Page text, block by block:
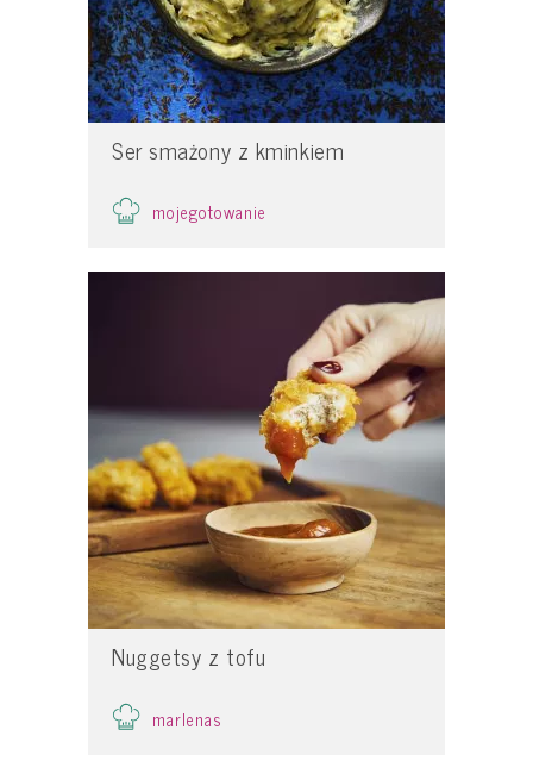
Ser smażony z kminkiem
mojegotowanie
Nuggetsy z tofu
marlenas